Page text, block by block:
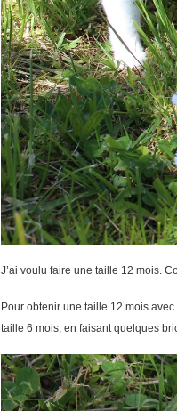
J’ai voulu faire une taille 12 mois.
Pour obtenir une taille 12 mois
taille 6 mois, en faisant quelques